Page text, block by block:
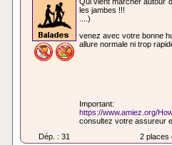
les jambes !!!
....)
venez avec votre bonne
allure normale ni trop
Important:
https://www.amiez.org/
consultez votre assureur
Dép. : 31
2 places